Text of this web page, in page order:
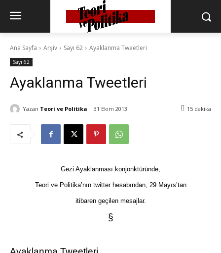
Ana Sayfa Arşiv Sayı 62 Ayaklanma Tweetleri
Sayı 62
Ayaklanma Tweetleri
Yazan Teori ve Politika 31 Ekim 2013 15 dakika
Gezi Ayaklanması konjonktüründe,
Teori ve Politika’nın twitter hesabından, 29 Mayıs’tan
itibaren geçilen mesajlar.
§